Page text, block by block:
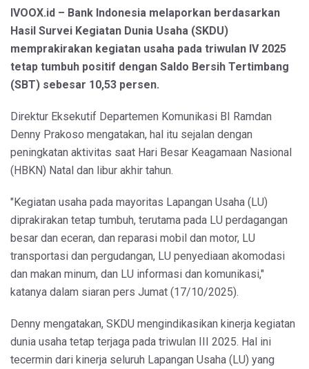
IVOOX.id – Bank Indonesia melaporkan berdasarkan
Hasil Survei Kegiatan Dunia Usaha (SKDU)
memprakirakan kegiatan usaha pada triwulan IV 2025
tetap tumbuh positif dengan Saldo Bersih Tertimbang
(SBT) sebesar 10,53 persen.
Direktur Eksekutif Departemen Komunikasi BI Ramdan
Denny Prakoso mengatakan, hal itu sejalan dengan
peningkatan aktivitas saat Hari Besar Keagamaan Nasional
(HBKN) Natal dan libur akhir tahun.
"Kegiatan usaha pada mayoritas Lapangan Usaha (LU)
diprakirakan tetap tumbuh, terutama pada LU perdagangan
besar dan eceran, dan reparasi mobil dan motor, LU
transportasi dan pergudangan, LU penyediaan akomodasi
dan makan minum, dan LU informasi dan komunikasi,"
katanya dalam siaran pers Jumat (17/10/2025).
Denny mengatakan, SKDU mengindikasikan kinerja kegiatan
dunia usaha tetap terjaga pada triwulan III 2025. Hal ini
tecermin dari kinerja seluruh Lapangan Usaha (LU) yang